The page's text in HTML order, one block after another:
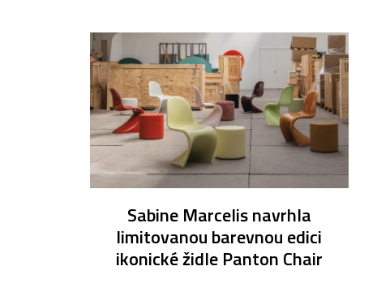
Sabine Marcelis navrhla
limitovanou barevnou edici
ikonické židle Panton Chair